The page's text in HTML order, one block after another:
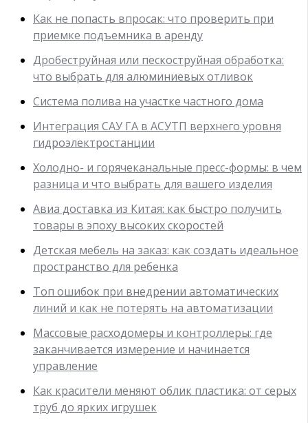
Как не попасть впросак: что проверить при
приемке подъемника в аренду
Дробеструйная или пескоструйная обработка:
что выбрать для алюминиевых отливок
Система полива на участке частного дома
Интеграция САУ ГА в АСУТП верхнего уровня
гидроэлектростанции
Холодно- и горячеканальные пресс-формы: в чем
разница и что выбрать для вашего изделия
Авиа доставка из Китая: как быстро получить
товары в эпоху высоких скоростей
Детская мебель на заказ: как создать идеальное
пространство для ребенка
Топ ошибок при внедрении автоматических
линий и как не потерять на автоматизации
Массовые расходомеры и контроллеры: где
заканчивается измерение и начинается
управление
Как красители меняют облик пластика: от серых
труб до ярких игрушек